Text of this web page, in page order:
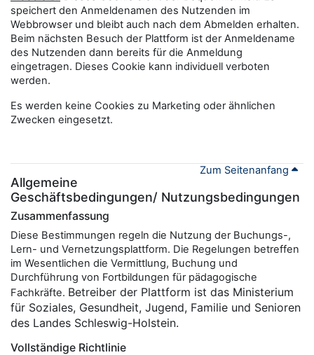
speichert den Anmeldenamen des Nutzenden im
Webbrowser und bleibt auch nach dem Abmelden erhalten.
Beim nächsten Besuch der Plattform ist der Anmeldename
des Nutzenden dann bereits für die Anmeldung
eingetragen. Dieses Cookie kann individuell verboten
werden.
Es werden keine Cookies zu Marketing oder ähnlichen
Zwecken eingesetzt.
Zum Seitenanfang
Allgemeine
Geschäftsbedingungen/ Nutzungsbedingungen
Zusammenfassung
Diese Bestimmungen regeln die Nutzung der Buchungs-,
Lern- und Vernetzungsplattform. Die Regelungen betreffen
im Wesentlichen die Vermittlung, Buchung und
Durchführung von Fortbildungen für pädagogische
Fachkräfte. Betreiber der Plattform ist das Ministerium
für Soziales, Gesundheit, Jugend, Familie und Senioren
des Landes Schleswig-Holstein.
Vollständige Richtlinie